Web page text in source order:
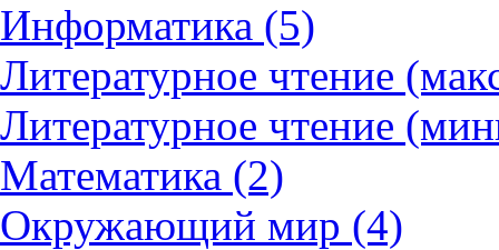
Информатика (5)
Литературное чтение
Литературное чтение
Математика (2)
Окружающий мир (4)